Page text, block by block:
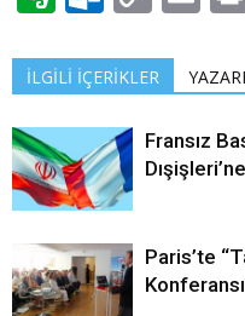
İLGİLİ İÇERİKLER
Fransız
Paris’te